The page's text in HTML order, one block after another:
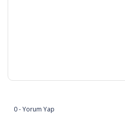
0 - Yorum Yap